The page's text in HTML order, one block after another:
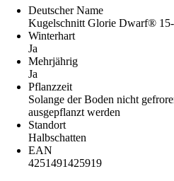
Deutscher Name
Kugelschnitt Glorie Dwarf® 15-
Winterhart
Ja
Mehrjährig
Ja
Pflanzzeit
Solange der Boden nicht
ausgepflanzt werden
Standort
Halbschatten
EAN
4251491425919